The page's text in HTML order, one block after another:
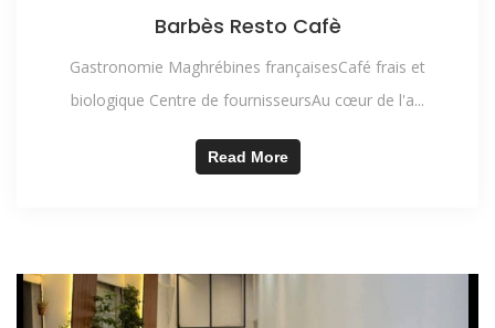
Barbès Resto Cafè
Gastronomie Maghrébines françaisesCafé frais et
biologique Centre de fournisseursAu cœur de l'a...
Read More